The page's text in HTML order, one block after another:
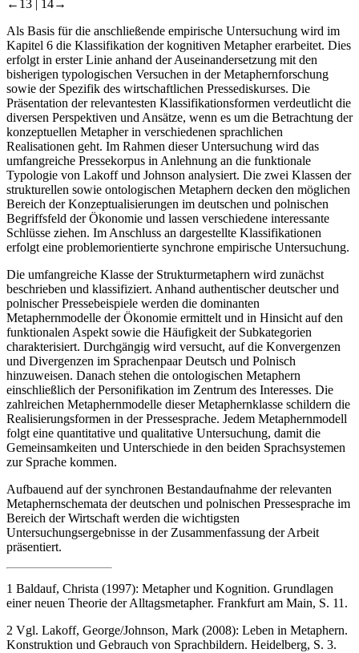
←13 | 14→
Als Basis für die anschließende empirische Untersuchung wird im
Kapitel 6 die Klassifikation der kognitiven Metapher erarbeitet. Dies
erfolgt in erster Linie anhand der Auseinandersetzung mit den
bisherigen typologischen Versuchen in der Metaphernforschung
sowie der Spezifik des wirtschaftlichen Pressediskurses. Die
Präsentation der relevantesten Klassifikationsformen verdeutlicht die
diversen Perspektiven und Ansätze, wenn es um die Betrachtung der
konzeptuellen Metapher in verschiedenen sprachlichen
Realisationen geht. Im Rahmen dieser Untersuchung wird das
umfangreiche Pressekorpus in Anlehnung an die funktionale
Typologie von Lakoff und Johnson analysiert. Die zwei Klassen der
strukturellen sowie ontologischen Metaphern decken den möglichen
Bereich der Konzeptualisierungen im deutschen und polnischen
Begriffsfeld der Ökonomie und lassen verschiedene interessante
Schlüsse ziehen. Im Anschluss an dargestellte Klassifikationen
erfolgt eine problemorientierte synchrone empirische Untersuchung.
Die umfangreiche Klasse der Strukturmetaphern wird zunächst
beschrieben und klassifiziert. Anhand authentischer deutscher und
polnischer Pressebeispiele werden die dominanten
Metaphernmodelle der Ökonomie ermittelt und in Hinsicht auf den
funktionalen Aspekt sowie die Häufigkeit der Subkategorien
charakterisiert. Durchgängig wird versucht, auf die Konvergenzen
und Divergenzen im Sprachenpaar Deutsch und Polnisch
hinzuweisen. Danach stehen die ontologischen Metaphern
einschließlich der Personifikation im Zentrum des Interesses. Die
zahlreichen Metaphernmodelle dieser Metaphernklasse schildern die
Realisierungsformen in der Pressesprache. Jedem Metaphernmodell
folgt eine quantitative und qualitative Untersuchung, damit die
Gemeinsamkeiten und Unterschiede in den beiden Sprachsystemen
zur Sprache kommen.
Aufbauend auf der synchronen Bestandaufnahme der relevanten
Metaphernschemata der deutschen und polnischen Pressesprache im
Bereich der Wirtschaft werden die wichtigsten
Untersuchungsergebnisse in der Zusammenfassung der Arbeit
präsentiert.
1 Baldauf, Christa (1997): Metapher und Kognition. Grundlagen
einer neuen Theorie der Alltagsmetapher. Frankfurt am Main, S. 11.
2 Vgl. Lakoff, George/Johnson, Mark (2008): Leben in Metaphern.
Konstruktion und Gebrauch von Sprachbildern. Heidelberg, S. 3.